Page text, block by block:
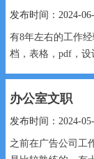
发布时间：2024-
有8年左右的工作
档，表格，pdf，设
办公室文职
发布时间：2024-
之前在广告公司工